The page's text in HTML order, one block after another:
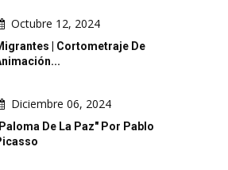
Octubre 12, 2024
| Cortometraje De
Diciembre 06, 2024
De La Paz" Por Pablo